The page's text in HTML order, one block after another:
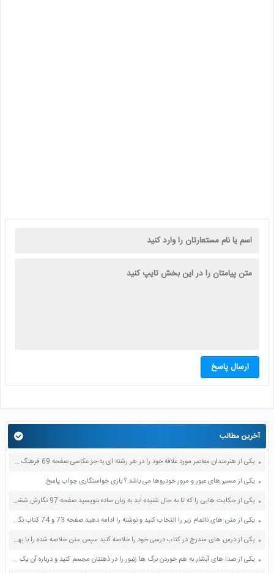
ارسال پاسخ
آخرین مطالب
یکی از هنرمندان معاصر مورد علاقه خود را در هر رشته ای به جز عکاسی صفحه 69 فرهنگ و هنر نهم
یکی از مسیر های عبور و مرور خودروها می باشد ؟ بازی خواستگاری جواب پاسخ
یکی از حکایت هایی را که تا به حال شنیده اید به زبان ساده بنویسید صفحه 97 نگارش ششم دبستان
یکی از متن های ناتمام زیر را انتخاب کنید و نوشته را ادامه دهید صفحه 73 و 74 کتاب نگارش فارسی پنجم دبستان
یکی از درس های مندرج در کتاب درسی خود را خلاصه کنید سپس متن خلاصه شده را با بهره گیری از روش های دسته بندی نمودار جدول نقشه مفهومی نشان دهید صفحه 118 نگارش یازدهم
یکی از صدا های آبشار به هم خوردن برگ ها زنبور را در ذهنتان مجسم کنید و درباره آن یک بند بنویسید صفحه 11 نگارش پنجم